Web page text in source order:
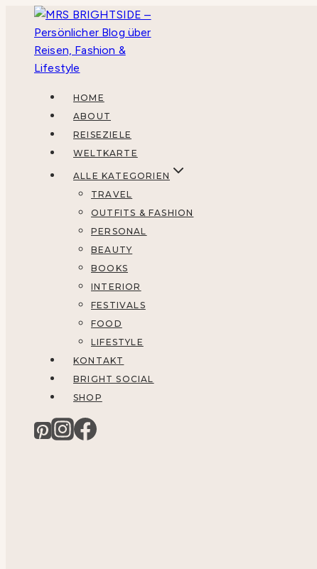
springen
HOME
ABOUT
REISEZIELE
WELTKARTE
ALLE KATEGORIEN
TRAVEL
OUTFITS & FASHION
PERSONAL
BEAUTY
BOOKS
INTERIOR
FESTIVALS
FOOD
LIFESTYLE
KONTAKT
BRIGHT SOCIAL
SHOP